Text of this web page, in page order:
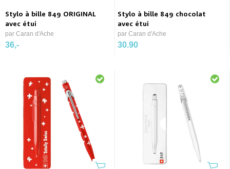
Stylo à bille 849 ORIGINAL
avec étui
par Caran d'Ache
36,-
Stylo à bille 849 chocolat
avec étui
par Caran d'Ache
30.90